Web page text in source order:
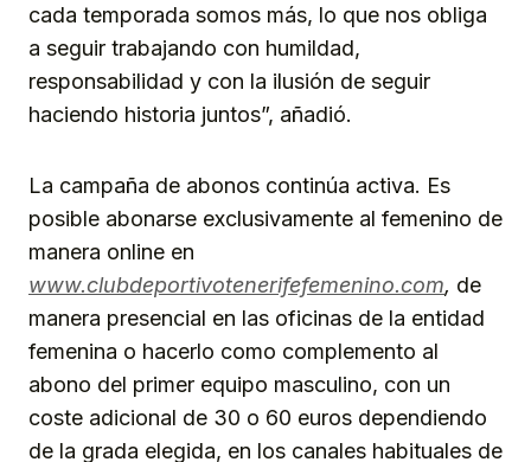
cada temporada somos más, lo que nos obliga
a seguir trabajando con humildad,
responsabilidad y con la ilusión de seguir
haciendo historia juntos”, añadió.
La campaña de abonos continúa activa. Es
posible abonarse exclusivamente al femenino de
manera online en
www.clubdeportivotenerifefemenino.com, de
manera presencial en las oficinas de la entidad
femenina o hacerlo como complemento al
abono del primer equipo masculino, con un
coste adicional de 30 o 60 euros dependiendo
de la grada elegida, en los canales habituales de